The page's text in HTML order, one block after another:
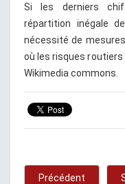
Si les derniers
répartition inégale
nécessité de
où les risques
Wikimedia commons.
Précédent